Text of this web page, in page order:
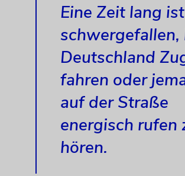
Eine Zeit lang
schwergefallen,
Deutschland
fahren oder
auf der Straße
energisch rufen
hören.